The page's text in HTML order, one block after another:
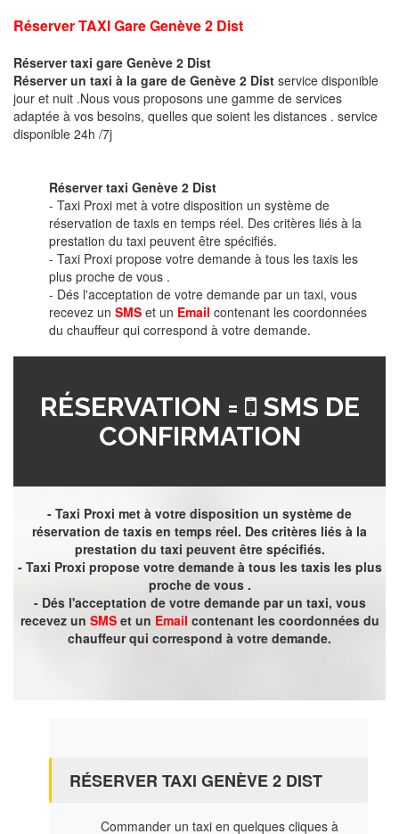
Réserver TAXI Gare Genève 2 Dist
Réserver taxi gare Genève 2 Dist
Réserver un taxi à la gare de Genève 2 Dist service disponible
jour et nuit .Nous vous proposons une gamme de services
adaptée à vos besoins, quelles que soient les distances . service
disponible 24h /7j
Réserver taxi Genève 2 Dist
- Taxi Proxi met à votre disposition un système de
réservation de taxis en temps réel. Des critères liés à la
prestation du taxi peuvent être spécifiés.
- Taxi Proxi propose votre demande à tous les taxis les
plus proche de vous .
- Dés l'acceptation de votre demande par un taxi, vous
recevez un SMS et un Email contenant les coordonnées
du chauffeur qui correspond à votre demande.
RÉSERVATION =
SMS DE
CONFIRMATION
- Taxi Proxi met à votre disposition un système de
réservation de taxis en temps réel. Des critères liés à la
prestation du taxi peuvent être spécifiés.
- Taxi Proxi propose votre demande à tous les taxis les plus
proche de vous .
- Dés l'acceptation de votre demande par un taxi, vous
recevez un SMSet un Email contenant les coordonnées du
chauffeur qui correspond à votre demande.
RÉSERVER TAXI GENÈVE 2 DIST
Commander un taxi en quelques cliques à